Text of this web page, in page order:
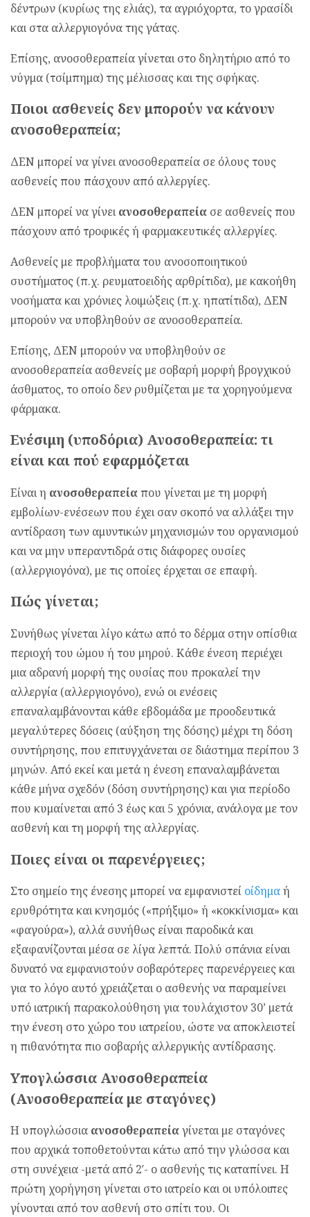
δέντρων (κυρίως της ελιάς), τα αγριόχορτα, το γρασίδι
και στα αλλεργιογόνα της γάτας.
Επίσης, ανοσοθεραπεία γίνεται στο δηλητήριο από το
νύγμα (τσίμπημα) της μέλισσας και της σφήκας.
Ποιοι ασθενείς δεν μπορούν να κάνουν
ανοσοθεραπεία;
ΔΕΝ μπορεί να γίνει ανοσοθεραπεία σε όλους τους
ασθενείς που πάσχουν από αλλεργίες.
ΔΕΝ μπορεί να γίνειανοσοθεραπεία σε ασθενείς που
πάσχουν από τροφικές ή φαρμακευτικές αλλεργίες.
Ασθενείς με προβλήματα του ανοσοποιητικού
συστήματος (π.χ. ρευματοειδής αρθρίτιδα), με κακοήθη
νοσήματα και χρόνιες λοιμώξεις (π.χ. ηπατίτιδα), ΔΕΝ
μπορούν να υποβληθούν σε ανοσοθεραπεία.
Επίσης, ΔΕΝ μπορούν να υποβληθούν σε
ανοσοθεραπεία ασθενείς με σοβαρή μορφή βρογχικού
άσθματος, το οποίο δεν ρυθμίζεται με τα χορηγούμενα
φάρμακα.
Ενέσιμη (υποδόρια) Ανοσοθεραπεία: τι
είναι και πού εφαρμόζεται
Είναι η ανοσοθεραπείαπου γίνεται με τη μορφή
εμβολίων-ενέσεων που έχει σαν σκοπό να αλλάξει την
αντίδραση των αμυντικών μηχανισμών του οργανισμού
και να μην υπεραντιδρά στις διάφορες ουσίες
(αλλεργιογόνα), με τις οποίες έρχεται σε επαφή.
Πώς γίνεται;
Συνήθως γίνεται λίγο κάτω από το δέρμα στην οπίσθια
περιοχή του ώμου ή του μηρού. Κάθε ένεση περιέχει
μια αδρανή μορφή της ουσίας που προκαλεί την
αλλεργία (αλλεργιογόνο), ενώ οι ενέσεις
επαναλαμβάνονται κάθε εβδομάδα με προοδευτικά
μεγαλύτερες δόσεις (αύξηση της δόσης) μέχρι τη δόση
συντήρησης, που επιτυγχάνεται σε διάστημα περίπου 3
μηνών. Από εκεί και μετά η ένεση επαναλαμβάνεται
κάθε μήνα σχεδόν (δόση συντήρησης) και για περίοδο
που κυμαίνεται από 3 έως και 5 χρόνια, ανάλογα με τον
ασθενή και τη μορφή της αλλεργίας.
Ποιες είναι οι παρενέργειες;
Στο σημείο της ένεσης μπορεί να εμφανιστεί οίδημαή
ερυθρότητα και κνησμός («πρήξιμο» ή «κοκκίνισμα» και
«φαγούρα»), αλλά συνήθως είναι παροδικά και
εξαφανίζονται μέσα σε λίγα λεπτά. Πολύ σπάνια είναι
δυνατό να εμφανιστούν σοβαρότερες παρενέργειες και
για το λόγο αυτό χρειάζεται ο ασθενής να παραμείνει
υπό ιατρική παρακολούθηση για τουλάχιστον 30’ μετά
την ένεση στο χώρο του ιατρείου, ώστε να αποκλειστεί
η πιθανότητα πιο σοβαρής αλλεργικής αντίδρασης.
Υπογλώσσια Ανοσοθεραπεία
(Ανοσοθεραπεία με σταγόνες)
Η υπογλώσσια ανοσοθεραπείαγίνεται με σταγόνες
που αρχικά τοποθετούνται κάτω από την γλώσσα και
στη συνέχεια -μετά από 2′- ο ασθενής τις καταπίνει. Η
πρώτη χορήγηση γίνεται στο ιατρείο και οι υπόλοιπες
γίνονται από τον ασθενή στο σπίτι του. Οι